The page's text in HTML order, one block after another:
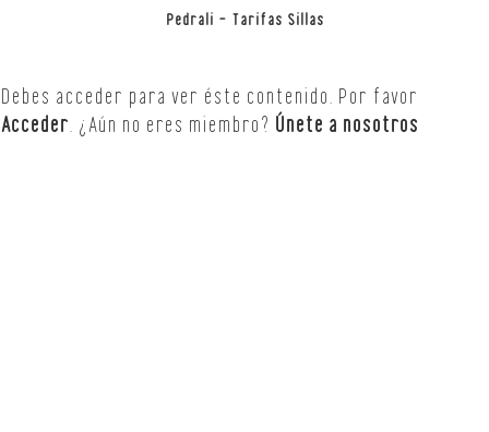
Pedrali – Tarifas Sillas
Debes acceder para ver éste contenido. Por favor
Acceder. ¿Aún no eres miembro? Únete a nosotros